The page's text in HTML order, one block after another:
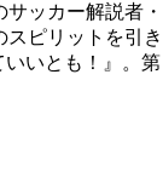
ッカー解説者・
ピリットを引き
いいとも！』。第